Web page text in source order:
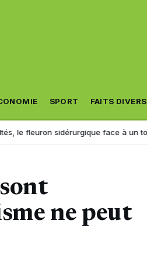
SPORT FAITS DIVERS
sidérurgique face à un tournant
ne peut